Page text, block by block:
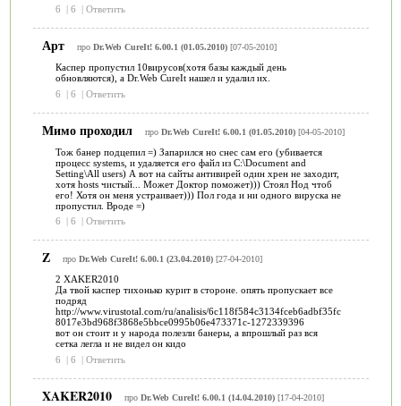
6
| 6 | Ответить
Арт про Dr.Web CureIt! 6.00.1 (01.05.2010)[07-05-2010]
Каспер пропустил 10вирусов(хотя базы каждый день
обновляются), а Dr.Web CureIt нашел и удалил их.
6
| 6 | Ответить
Мимо проходил про Dr.Web CureIt! 6.00.1 (01.05.2010)[04-05-2010]
Тож банер подцепил =) Запарился но снес сам его (убивается
процесс systems, и удаляется его файл из C:\Document and
Setting\All users) А вот на сайты антивирей один хрен не заходит,
хотя hosts чистый... Может Доктор поможет))) Стоял Нод чтоб
его! Хотя он меня устраивает))) Пол года и ни одного вируска не
пропустил. Вроде =)
6
| 6 | Ответить
Z про Dr.Web CureIt! 6.00.1 (23.04.2010)[27-04-2010]
2 XAKER2010
Да твой каспер тихонько курит в стороне. опять пропускает все
подряд
http://www.virustotal.com/ru/analisis/6c118f584c3134fceb6adbf35fc
8017e3bd968f3868e5bbce0995b06e473371c-1272339396
вот он стоит и у народа полезли банеры, а впрошлый раз вся
сетка легла и не видел он кидо
6
| 6 | Ответить
XAKER2010 про Dr.Web CureIt! 6.00.1 (14.04.2010)[17-04-2010]